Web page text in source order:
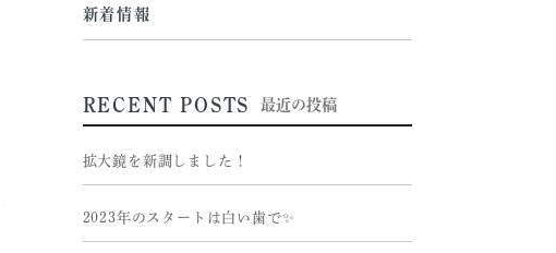
新着情報
RECENT POSTS 最近の投稿
拡大鏡を新調しました！
2023年のスタートは白い歯で✨